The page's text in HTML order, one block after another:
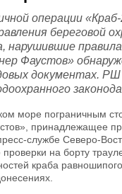
операции
береговой
нарушившие
Фаустов»
документах. РШ
море пограничным
принадлежащее
службе Северо-
на борту
краба